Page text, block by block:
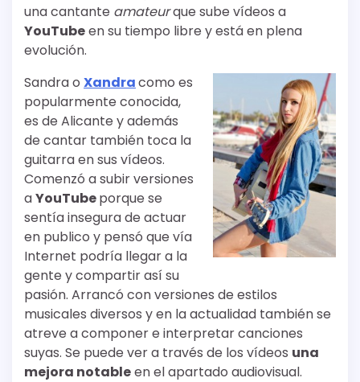
una cantante amateurque sube vídeos a
YouTubeen su tiempo libre y está en plena
evolución.
Sandra o Xandracomo es
popularmente conocida,
es de Alicante y además
de cantar también toca la
guitarra en sus vídeos.
Comenzó a subir versiones
aYouTubeporque se
sentía insegura de actuar
en publico y pensó que vía
Internet podría llegar a la
gente y compartir así su
pasión. Arrancó con versiones de estilos
musicales diversos y en la actualidad también se
atreve a componer e interpretar canciones
suyas. Se puede ver a través de los vídeos una
mejora notableen el apartado audiovisual.